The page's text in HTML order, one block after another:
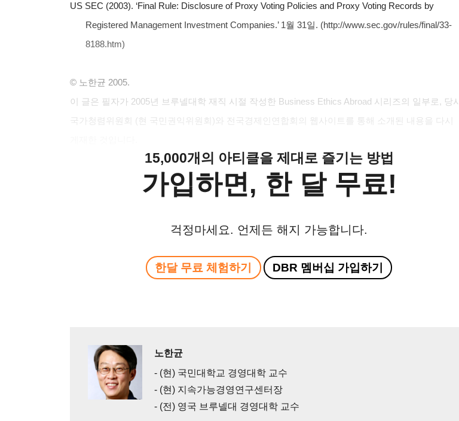
US SEC (2003). ‘Final Rule: Disclosure of Proxy Voting Policies and Proxy Voting Records by
Registered Management Investment Companies.’ 1월 31일. (http://www.sec.gov/rules/final/33-
8188.htm)
© 노한균 2005.
이 글은 필자가 2005년 브루넬대학 재직 시절 작성한 Business Ethics Abroad 시리즈의 일부로, 당시
국가청렴위원회 (현 국민권익위원회)와 전국경제인연합회의 웹사이트를 통해 소개된 내용을 다시
15,000개의 아티클을 제대로 즐기는 방법
가입하면, 한 달 무료!
걱정마세요. 언제든 해지 가능합니다.
한달 무료 체험하기 DBR 멤버십 가입하기
노한균
- (현) 국민대학교 경영대학 교수
- (현) 지속가능경영연구센터장
- (전) 영국 브루넬대 경영대학 교수